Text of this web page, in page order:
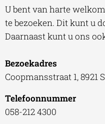
U bent van harte
te bezoeken. Dit kunt u
Daarnaast kunt u ons
Bezoekadres
Coopmansstraat 1, 8921
Telefoonnummer
058-212 4300